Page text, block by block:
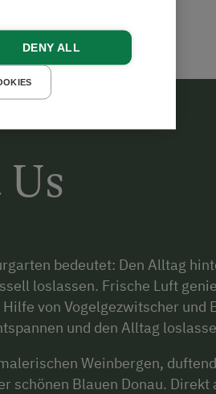
bedeutet: Den Alltag
loslassen. Frische Luft
von Vogelgezwitscher
und den Alltag
Weinbergen,
schönen Blauen Donau. Direkt
DENY ALL